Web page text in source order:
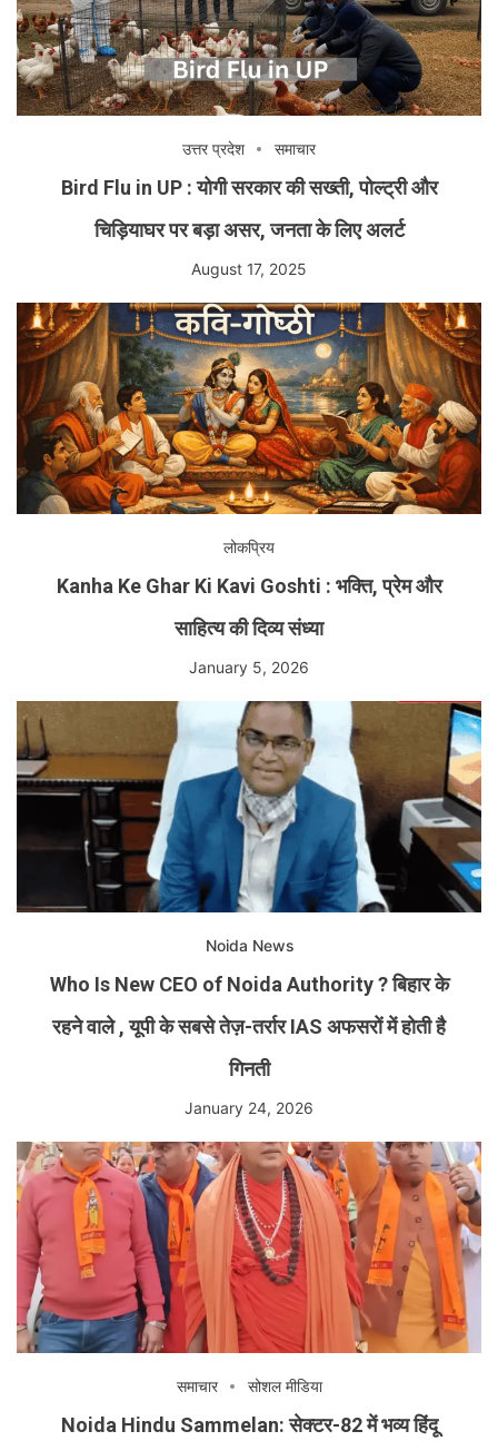
उत्तर प्रदेश समाचार
Bird Flu in UP : योगी सरकार की सख्ती, पोल्ट्री और
चिड़ियाघर पर बड़ा असर, जनता के लिए अलर्ट
August 17, 2025
लोकप्रिय
Kanha Ke Ghar Ki Kavi Goshti : भक्ति, प्रेम और
साहित्य की दिव्य संध्या
January 5, 2026
Noida News
Who Is New CEO of Noida Authority ? बिहार के
रहने वाले , यूपी के सबसे तेज़-तर्रार IAS अफसरों में होती है
गिनती
January 24, 2026
समाचार सोशल मीडिया
Noida Hindu Sammelan: सेक्टर-82 में भव्य हिंदू